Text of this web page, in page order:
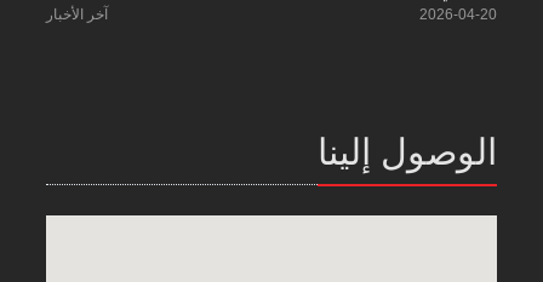
2026-04-20 آخر الأخبار
الوصول إلينا